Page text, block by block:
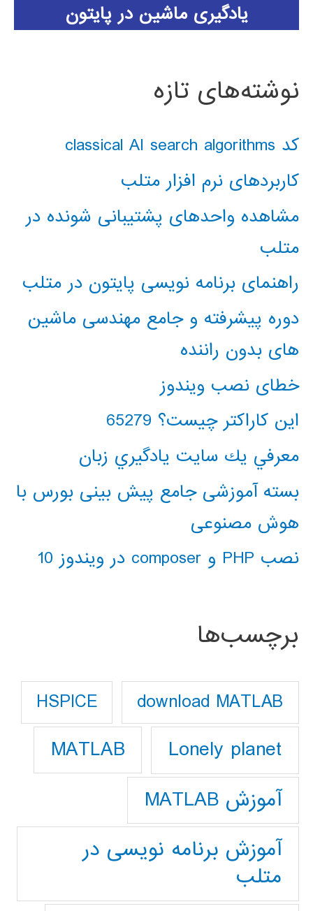
یادگیری ماشین در پایتون
نوشته‌های تازه
کد classical AI search algorithms
کاربردهای نرم افزار متلب
مشاهده واحدهای پشتیبانی شونده در
متلب
راهنمای برنامه نویسی پایتون در متلب
دوره پیشرفته و جامع مهندسی ماشین
های بدون راننده
خطای نصب ویندوز
این کاراکتر چیست؟ 65279
معرفي يك سايت يادگيري زبان
بسته آموزشی جامع پیش بینی بورس با
هوش مصنوعی
نصب PHP و composer در ویندوز 10
برچسب‌ها
download MATLAB
HSPICE
Lonely planet
MATLAB
آموزش MATLAB
آموزش برنامه نویسی در
متلب